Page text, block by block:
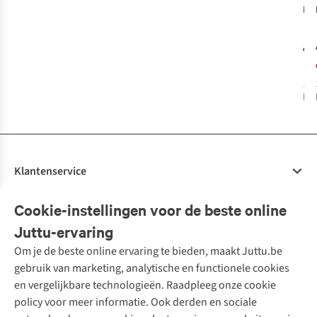
1
Cookie-instellingen voor de beste online
Juttu-ervaring
Om je de beste online ervaring te bieden, maakt Juttu.be
gebruik van marketing, analytische en functionele cookies
en vergelijkbare technologieën. Raadpleeg onze cookie
policy voor meer informatie. Ook derden en sociale
Klantenservice
Bestellen
Betalen
10% studentenkorting
Klarna - achteraf betalen
Levering
Retourneren
Onze diensten
Tweedehands - ReJUsed
Kledingatelier
Personal shopping
Textielbox
Events / workshops
Juttu
Over ons
Juttu Friends
Merken